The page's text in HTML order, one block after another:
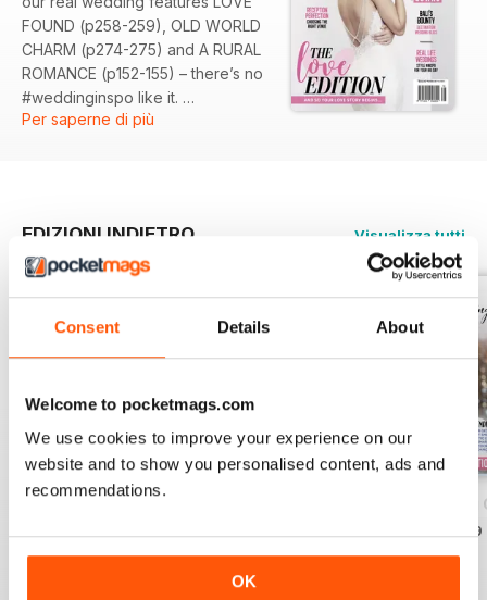
Consent Details About
Welcome to pocketmags.com
We use cookies to improve your experience on our
website and to show you personalised content, ads and
recommendations.
OK
FOUND (p258-259), OLD WORLD
CHARM (p274-275) and A RURAL
ROMANCE (p152-155) – there’s no
#weddinginspo like it.
fashion story DRESSES THAT
LOVE YOU BACK, pages 82-85.
romantic FLIGHT OF FANCY, on
page 118-135, in the beautiful
day!) to our edgy studio shoot
DECONSTRUCTED ELEGANCE
(pages 58-72). I always have to
hold myself back from trying on all
Per saperne di più
EDIZIONI INDIETRO Visualizza tutti
Vista|Al carrello
Vista|Al carrello
Modern
€5,99
Vista|Al carrello